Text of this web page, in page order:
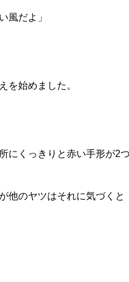
風だよ」
を始めました。
にくっきりと赤い手形が2
他のヤツはそれに気づくと